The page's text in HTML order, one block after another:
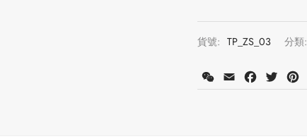
貨號: TP_ZS_03 分類:
WeChat
Email Facebook
Twitter